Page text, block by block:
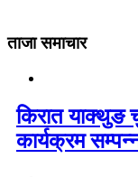
ताजा समाचार
किरात याक्थुङ
कार्यक्रम